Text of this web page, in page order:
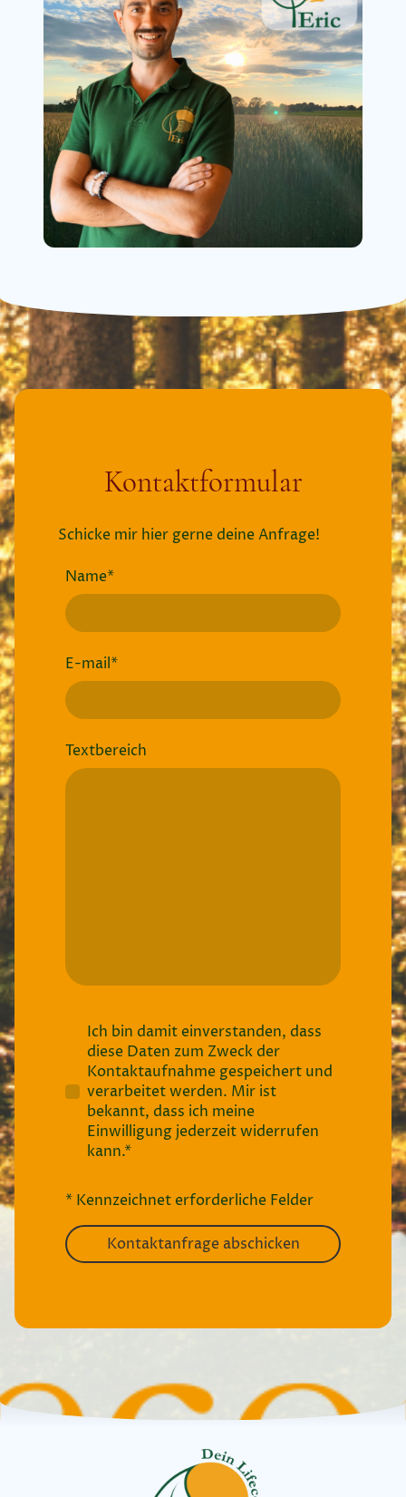
Kontaktformular
Schicke mir hier gerne deine Anfrage!
Name*
E-mail*
Textbereich
Ich bin damit einverstanden, dass
diese Daten zum Zweck der
Kontaktaufnahme gespeichert und
verarbeitet werden. Mir ist
bekannt, dass ich meine
Einwilligung jederzeit widerrufen
kann.*
* Kennzeichnet erforderliche Felder
Kontaktanfrage abschicken